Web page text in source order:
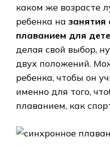
каком же возрасте
ребенка на занятия
плаванием для
делая свой выбор,
двух положений.
ребенка, чтобы он
именно для того,
плаванием, как